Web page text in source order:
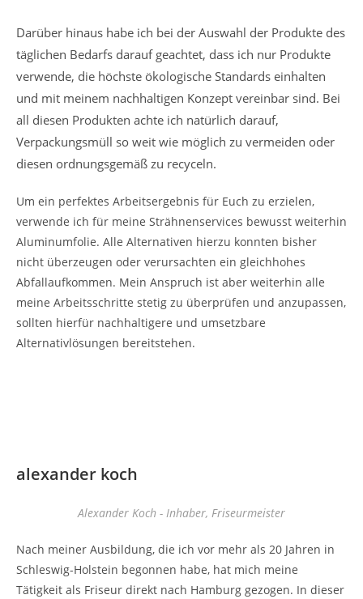
Darüber hinaus habe ich bei der Auswahl der Produkte des
täglichen Bedarfs darauf geachtet, dass ich nur Produkte
verwende, die höchste ökologische Standards einhalten
und mit meinem nachhaltigen Konzept vereinbar sind. Bei
all diesen Produkten achte ich natürlich darauf,
Verpackungsmüll so weit wie möglich zu vermeiden oder
diesen ordnungsgemäß zu recyceln.
Um ein perfektes Arbeitsergebnis für Euch zu erzielen,
verwende ich für meine Strähnenservices bewusst weiterhin
Aluminumfolie. Alle Alternativen hierzu konnten bisher
nicht überzeugen oder verursachten ein gleichhohes
Abfallaufkommen. Mein Anspruch ist aber weiterhin alle
meine Arbeitsschritte stetig zu überprüfen und anzupassen,
sollten hierfür nachhaltigere und umsetzbare
Alternativlösungen bereitstehen.
alexander koch
Alexander Koch - Inhaber, Friseurmeister
Nach meiner Ausbildung, die ich vor mehr als 20 Jahren in
Schleswig-Holstein begonnen habe, hat mich meine
Tätigkeit als Friseur direkt nach Hamburg gezogen. In dieser